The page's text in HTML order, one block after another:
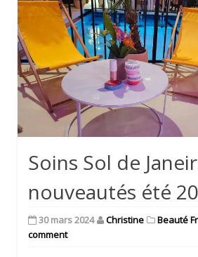
Soins Sol de
nouveautés été
30 mars 2024 Christine Beauté
comment